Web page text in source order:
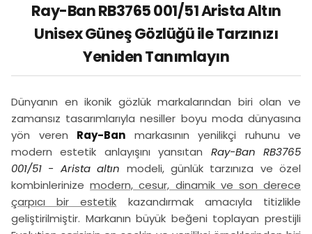
Ray-Ban RB3765 001/51 Arista Altın
Unisex Güneş Gözlüğü ile Tarzınızı
Yeniden Tanımlayın
Dünyanın en ikonik gözlük markalarından biri olan ve
zamansız tasarımlarıyla nesiller boyu moda dünyasına
yön veren Ray-Ban
markasının yenilikçi ruhunu ve
modern estetik anlayışını yansıtan Ray-Ban RB3765
001/51 - Arista altın modeli, günlük tarzınıza ve özel
kombinlerinizemodern, cesur, dinamik ve son derece
çarpıcı bir estetik kazandırmak amacıyla titizlikle
geliştirilmiştir. Markanın büyük beğeni toplayan prestijli